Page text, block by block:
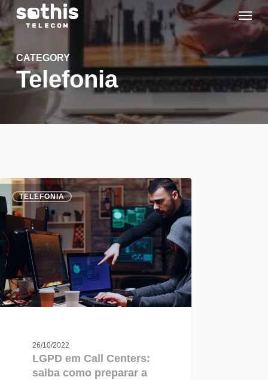
Skip
to
main
content
Menu
CATEGORY
Telefonia
TELEFONIA
26/10/2022
LGPD em Call Centers:
saiba como preparar a